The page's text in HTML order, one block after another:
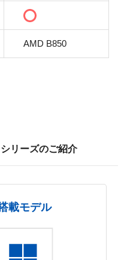
AMD B850
リーズのご紹介
載モデル